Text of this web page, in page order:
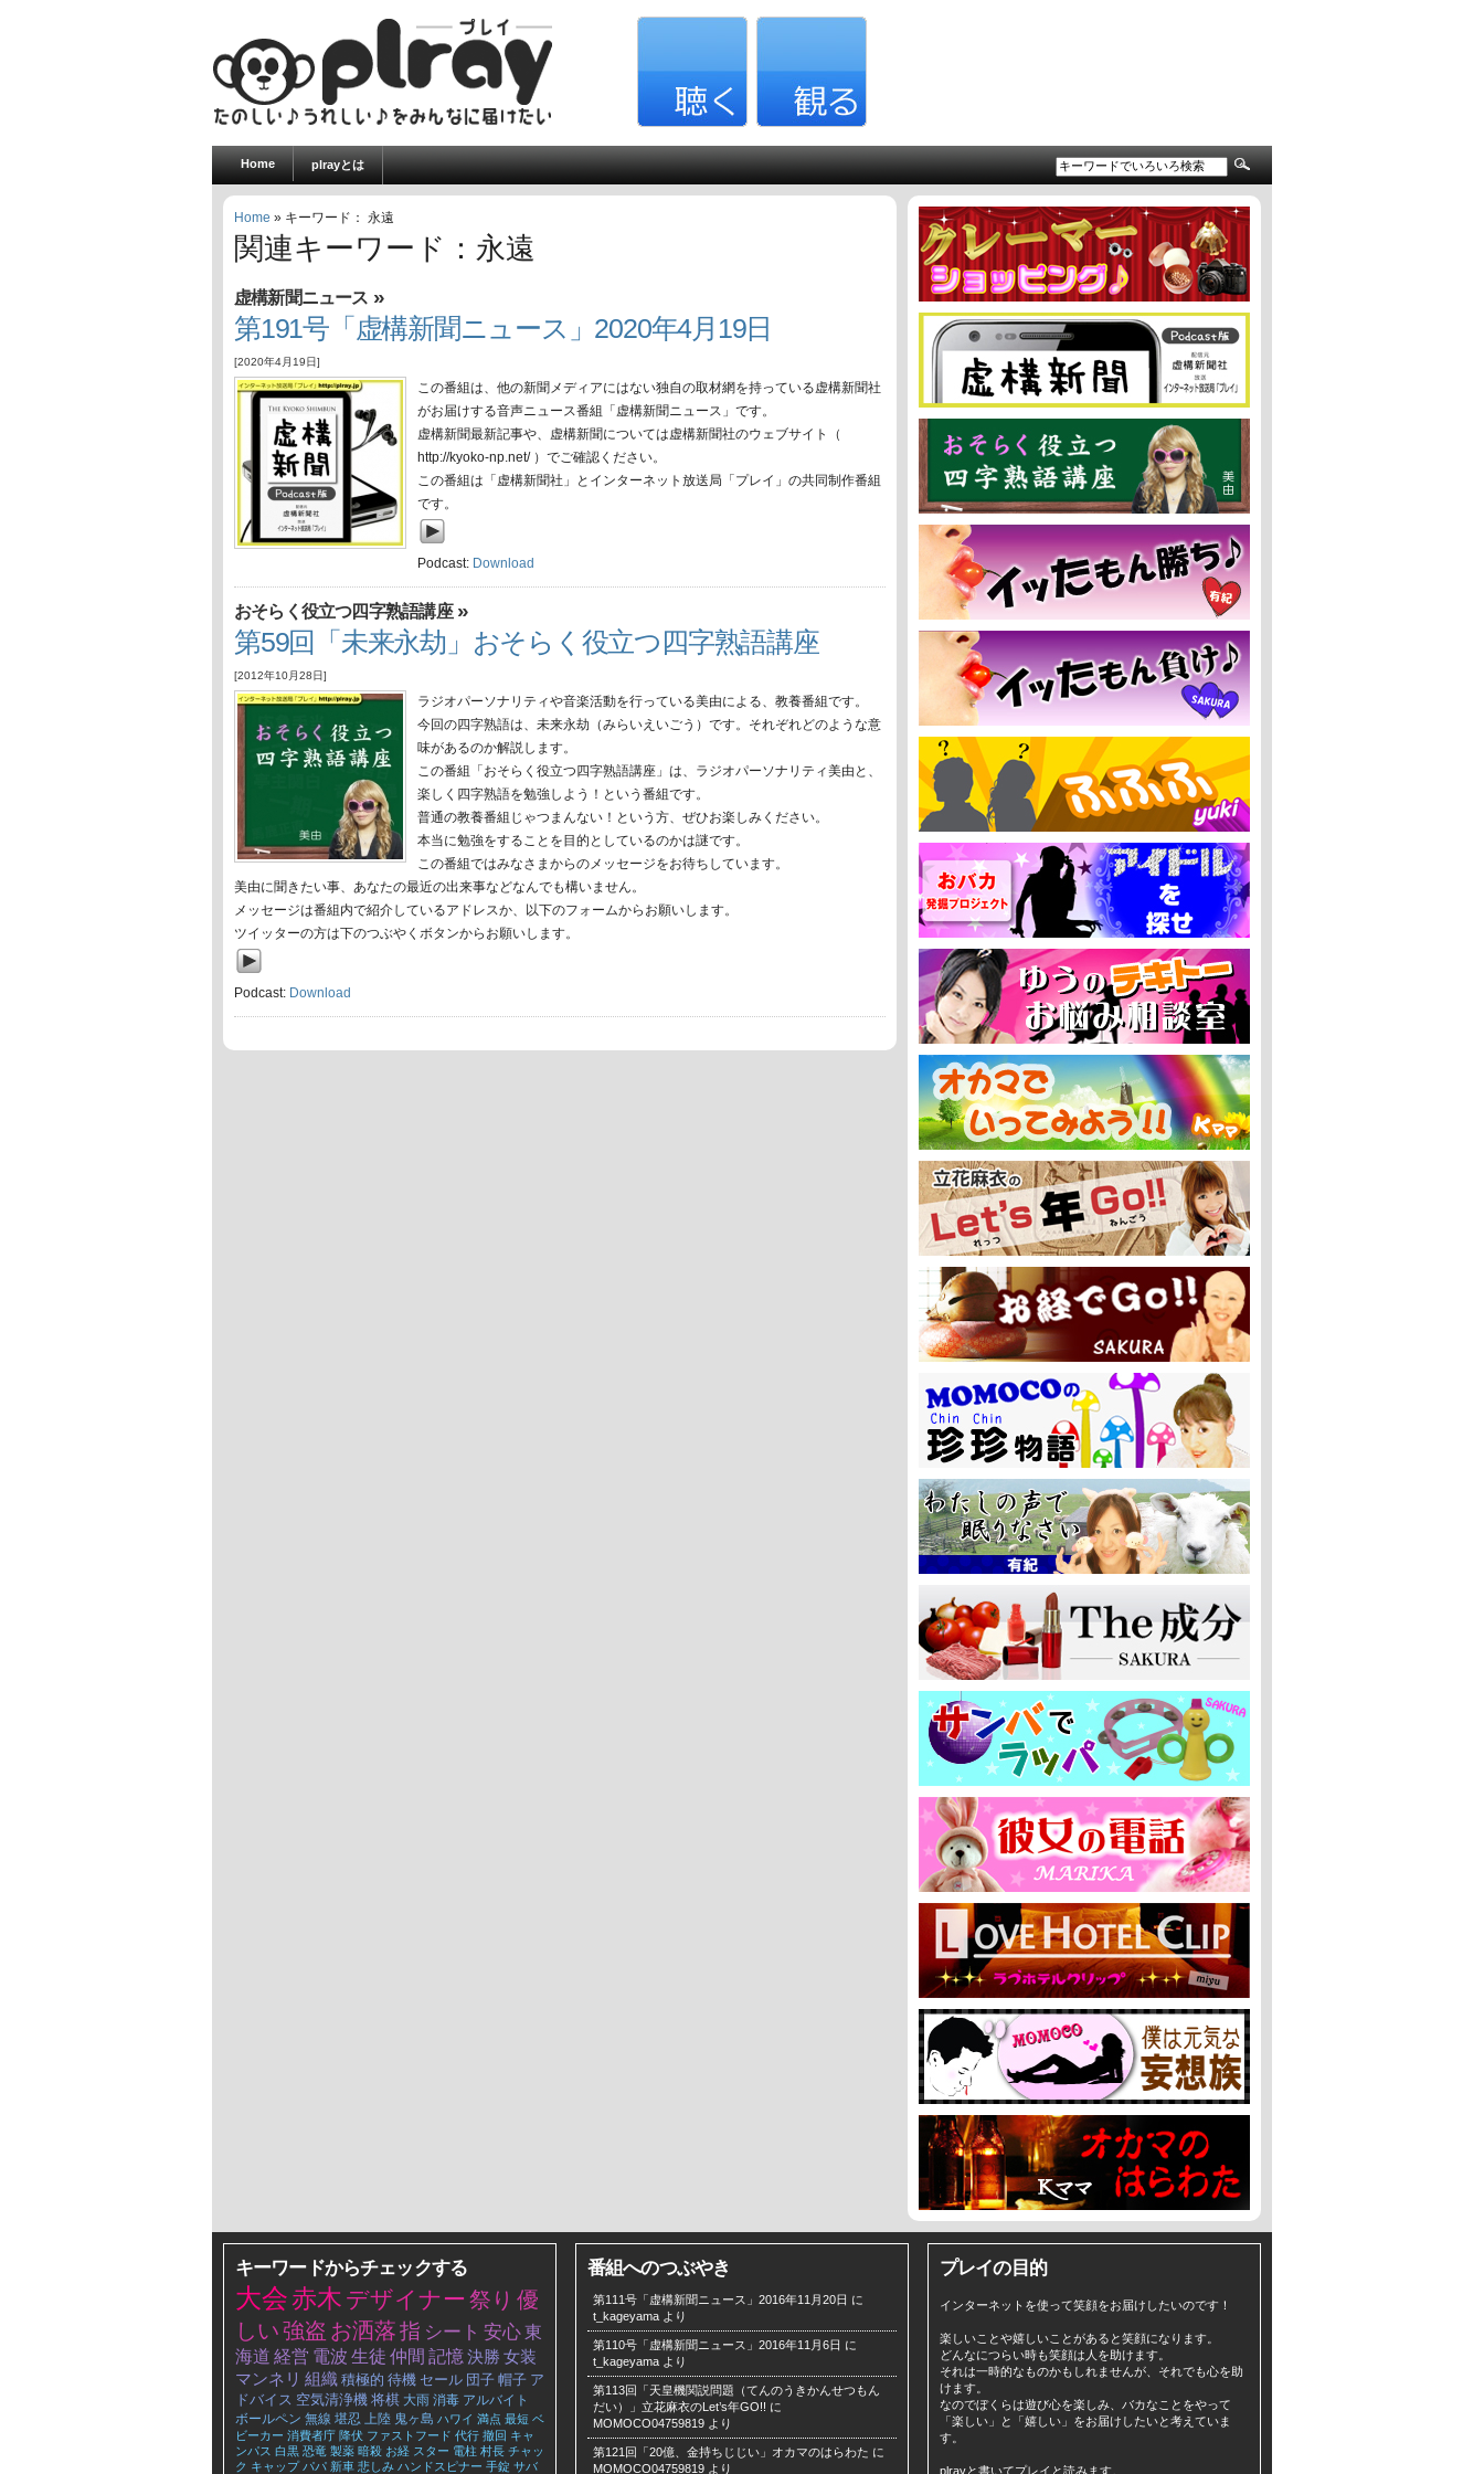
Home plrayとは
Home » キーワード： 永遠
関連キーワード：永遠
虚構新聞ニュース »
第191号「虚構新聞ニュース」2020年4月19日
[2020年4月19日]
この番組は、他の新聞メディアにはない独自の取材網を持っている虚構新聞社
がお届けする音声ニュース番組「虚構新聞ニュース」です。
虚構新聞最新記事や、虚構新聞については虚構新聞社のウェブサイト（
http://kyoko-np.net/ ）でご確認ください。
この番組は「虚構新聞社」とインターネット放送局「プレイ」の共同制作番組
です。
Podcast: Download
おそらく役立つ四字熟語講座»
第59回「未来永劫」おそらく役立つ四字熟語講座
[2012年10月28日]
ラジオパーソナリティや音楽活動を行っている美由による、教養番組です。
今回の四字熟語は、未来永劫（みらいえいごう）です。それぞれどのような意
味があるのか解説します。
この番組「おそらく役立つ四字熟語講座」は、ラジオパーソナリティ美由と、
楽しく四字熟語を勉強しよう！という番組です。
普通の教養番組じゃつまんない！という方、ぜひお楽しみください。
本当に勉強をすることを目的としているのかは謎です。
この番組ではみなさまからのメッセージをお待ちしています。
美由に聞きたい事、あなたの最近の出来事などなんでも構いません。
メッセージは番組内で紹介しているアドレスか、以下のフォームからお願いします。
ツイッターの方は下のつぶやくボタンからお願いします。
Podcast: Download
キーワードからチェックする
大会赤木 デザイナー 祭り 優
しい強盗 お洒落指 シート 安心東
海道 経営 電波 生徒 仲間 記憶決勝 女装
マンネリ 組織 積極的 待機 セール 団子 帽子 ア
ドバイス 空気清浄機 将棋 大雨 消毒 アルバイト
ボールペン 無線 堪忍 上陸 鬼ヶ島 ハワイ 満点 最短 ベ
ビーカー 消費者庁 降伏 ファストフード 代行 撤回 キャ
ンパス 白黒 恐竜 製薬 暗殺 お経 スター 電柱 村長 チャッ
ク キャップ パパ 新車 悲しみ ハンドスピナー 手錠 サバ
番組へのつぶやき
第111号「虚構新聞ニュース」2016年11月20日 に
t_kageyama より
第110号「虚構新聞ニュース」2016年11月6日 に
t_kageyama より
第113回「天皇機関説問題（てんのうきかんせつもん
だい）」立花麻衣のLet’s年GO!! に
MOMOCO04759819 より
第121回「20億、金持ちじじい」オカマのはらわた に
MOMOCO04759819 より
プレイの目的
インターネットを使って笑顔をお届けしたいのです！
楽しいことや嬉しいことがあると笑顔になります。
どんなにつらい時も笑顔は人を助けます。
それは一時的なものかもしれませんが、それでも心を助
けます。
なのでぼくらは遊び心を楽しみ、バカなことをやって
「楽しい」と「嬉しい」をお届けしたいと考えていま
す。
plrayと書いてプレイと読みます。